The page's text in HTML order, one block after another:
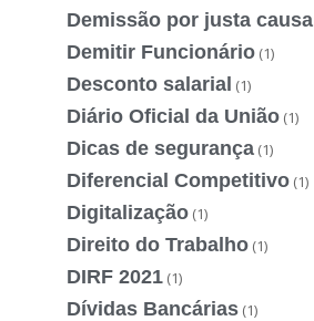
Demissão por justa causa
Demitir Funcionário (1)
Desconto salarial (1)
Diário Oficial da União (1)
Dicas de segurança (1)
Diferencial Competitivo (1)
Digitalização (1)
Direito do Trabalho (1)
DIRF 2021 (1)
Dívidas Bancárias (1)